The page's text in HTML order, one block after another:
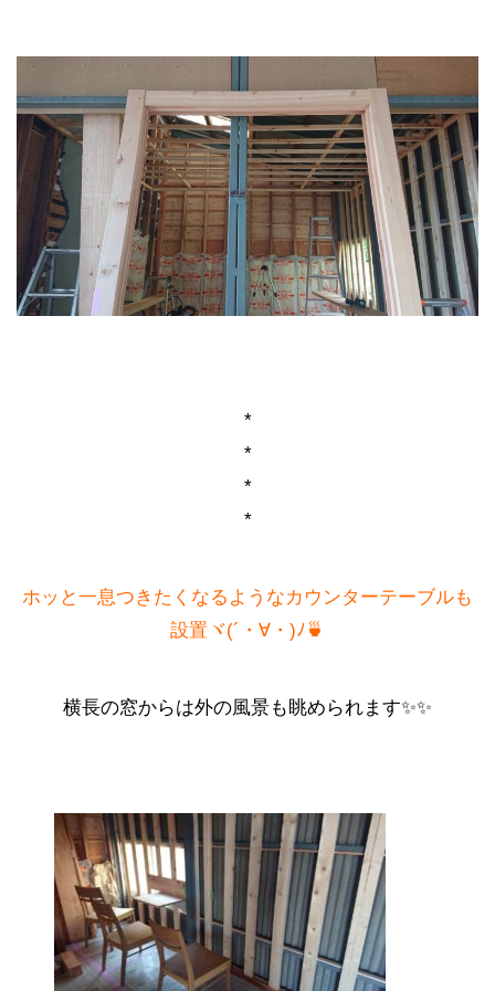
*
*
*
*
ホッと一息つきたくなるようなカウンターテーブルも
設置ヾ(´・∀・)ﾉ🍵
横長の窓からは外の風景も眺められます✨✨